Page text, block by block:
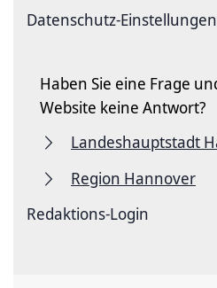
Datenschutz-Einstellungen
Haben Sie eine Frage
Website keine Antwort?
Landeshauptstadt
Region Hannover
Redaktions-Login